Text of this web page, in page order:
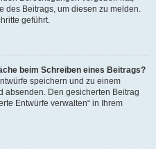
des Beitrags, um diesen zu melden.
geführt.
beim Schreiben eines Beitrags?
speichern und zu einem
absenden. Den gesicherten Beitrag
Entwürfe verwalten“ in Ihrem